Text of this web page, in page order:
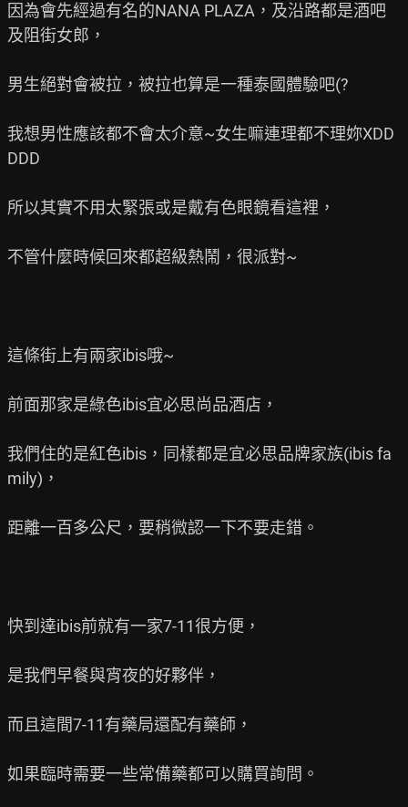
因為會先經過有名的NANA PLAZA，及沿路都是酒吧
及阻街女郎，
男生絕對會被拉，被拉也算是一種泰國體驗吧(?
我想男性應該都不會太介意~女生嘛連理都不理妳XDD
DDD
所以其實不用太緊張或是戴有色眼鏡看這裡，
不管什麼時候回來都超級熱鬧，很派對~
這條街上有兩家ibis哦~
前面那家是綠色ibis宜必思尚品酒店，
我們住的是紅色ibis，同樣都是宜必思品牌家族(ibis fa
mily)，
距離一百多公尺，要稍微認一下不要走錯。
快到達ibis前就有一家7-11很方便，
是我們早餐與宵夜的好夥伴，
而且這間7-11有藥局還配有藥師，
如果臨時需要一些常備藥都可以購買詢問。